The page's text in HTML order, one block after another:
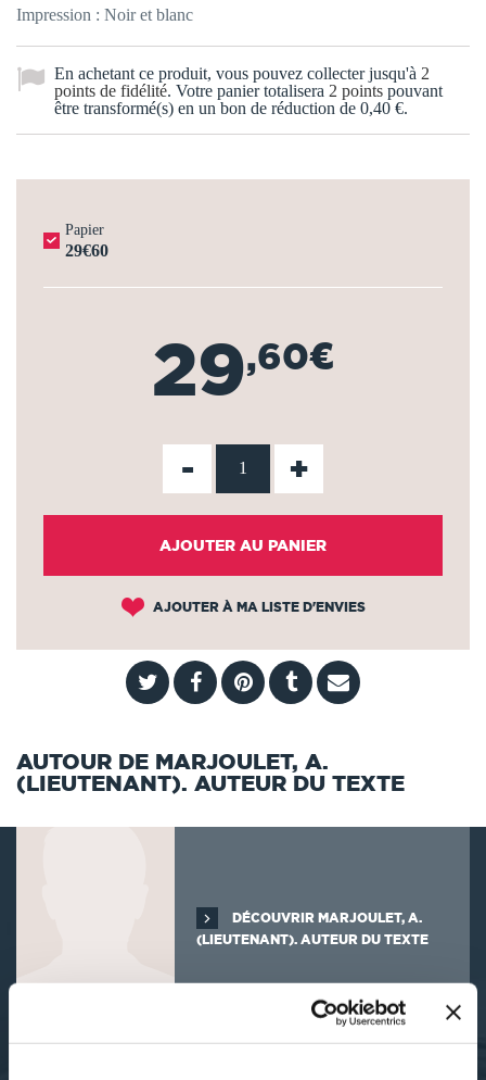
Impression : Noir et blanc
En achetant ce produit, vous pouvez collecter jusqu'à 2
points de fidélité. Votre panier totalisera 2 points pouvant
être transformé(s) en un bon de réduction de 0,40 €.
Papier
29€60
29,60€
- +
AJOUTER AU PANIER
AJOUTER À MA LISTE D'ENVIES
AUTOUR DE MARJOULET, A.
(LIEUTENANT). AUTEUR DU TEXTE
DÉCOUVRIR MARJOULET, A.
(LIEUTENANT). AUTEUR DU TEXTE